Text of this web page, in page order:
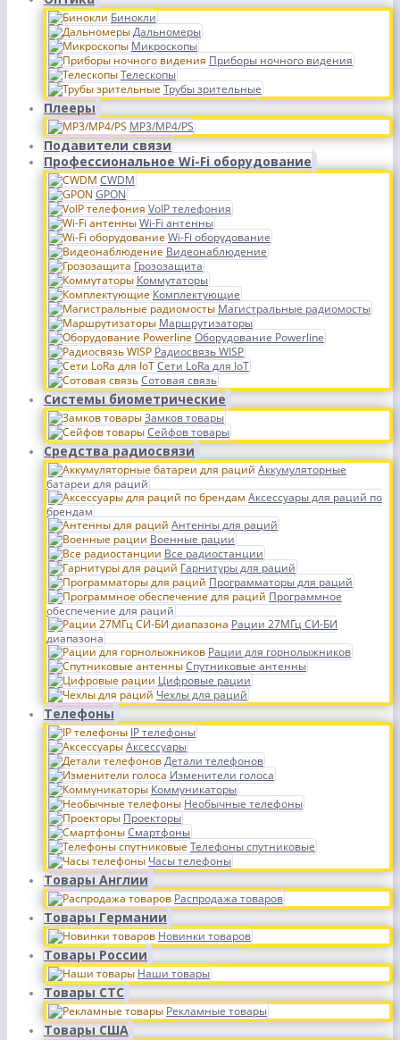
Бинокли
Дальномеры
Микроскопы
Приборы ночного видения
Телескопы
Трубы зрительные
Плееры
MP3/MP4/PS
Подавители связи
Профессиональное Wi-Fi оборудование
CWDM
GPON
VoIP телефония
Wi-Fi антенны
Wi-Fi оборудование
Видеонаблюдение
Грозозащита
Коммутаторы
Комплектующие
Магистральные радиомосты
Маршрутизаторы
Оборудование Powerline
Радиосвязь WISP
Сети LoRa для IoT
Сотовая связь
Системы биометрические
Замков товары
Сейфов товары
Средства радиосвязи
Аккумуляторные
батареи для раций
Аксессуары для раций по
брендам
Антенны для раций
Военные рации
Все радиостанции
Гарнитуры для раций
Программаторы для раций
Программное
обеспечение для раций
Рации 27МГц СИ-БИ
диапазона
Рации для горнолыжников
Спутниковые антенны
Цифровые рации
Чехлы для раций
Телефоны
IP телефоны
Аксессуары
Детали телефонов
Изменители голоса
Коммуникаторы
Необычные телефоны
Проекторы
Смартфоны
Телефоны спутниковые
Часы телефоны
Товары Англии
Распродажа товаров
Товары Германии
Новинки товаров
Товары России
Наши товары
Товары СТС
Рекламные товары
Товары США